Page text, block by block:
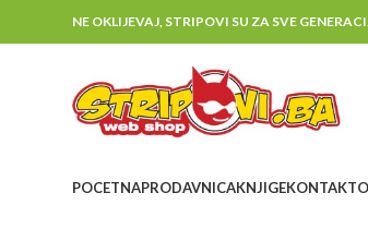
NE OKLIJEVAJ, STRIPOVI SU ZA SVE
POCETNAPRODAVNICAKNJIGEKONTAKT